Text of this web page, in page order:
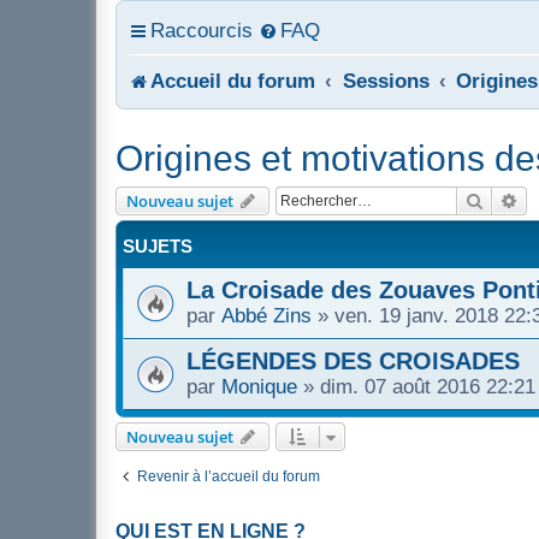
Raccourcis FAQ
Accueil du forum Sessions
Origines et motivations
Nouveau sujet
SUJETS
La Croisade des Zouaves
par Abbé Zins » ven. 19 janv. 2018
LÉGENDES DES CROISADES
par Monique » dim. 07 août 2016 22:21
Nouveau sujet
Revenir à l’accueil du forum
QUI EST EN LIGNE ?